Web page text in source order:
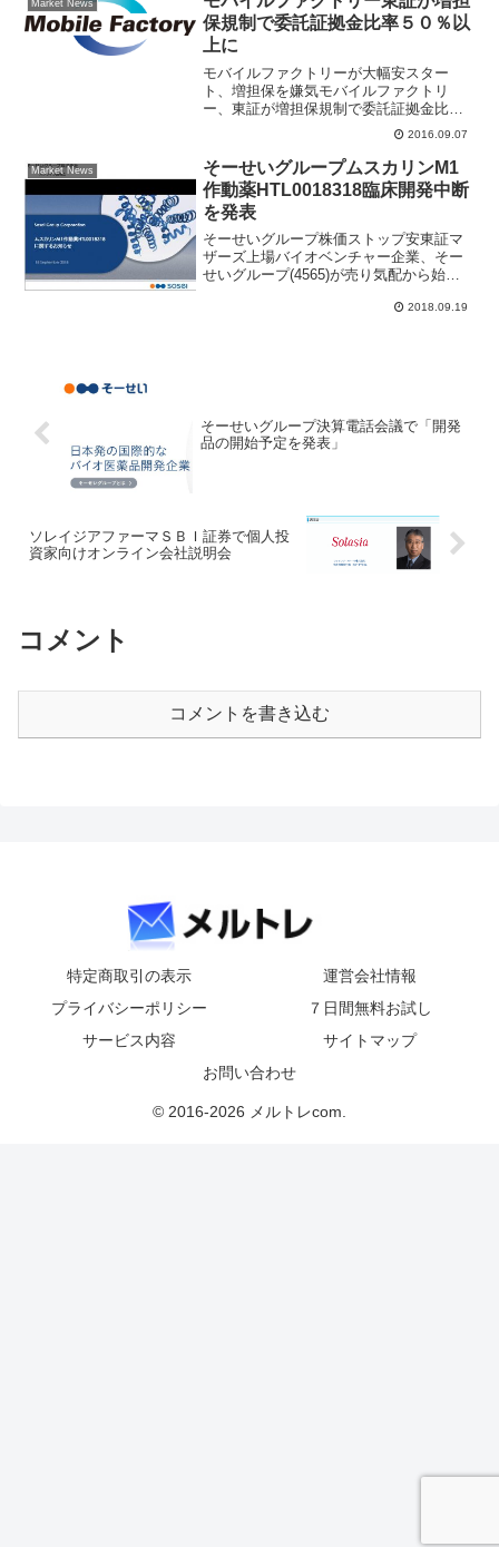
て...
Market News
保規制で委託証拠金比率５０％以
上に
モバイルファクトリーが大幅安スター
ト、増担保を嫌気モバイルファクトリ
ー、東証が増担保規制で委託証拠金比率
５０％以上に東証は、モバイルファクト
リー(3912)株式の信用取引による新規の
売付け及び買付けに係る委託保証金率
を、きょうの売買分から5...
2016.09.07
Market News
そーせいグループムスカリンM1
作動薬HTL0018318臨床開発中断
を発表
そーせいグループ株価ストップ安東証マ
ザーズ上場バイオベンチャー企業、そー
せいグループ(4565)が売り気配から始ま
価気配値は前日比400円安の1424円、注
2018.09.19
そーせいグループ決算電話会議で「開発
品の開始予定を発表」
ソレイジアファーマＳＢＩ証券で個人投
資家向けオンライン会社説明会
コメント
コメントを書き込む
特定商取引の表示
運営会社情報
プライバシーポリシー
７日間無料お試し
サービス内容
サイトマップ
お問い合わせ
© 2016-2026 メルトレcom.